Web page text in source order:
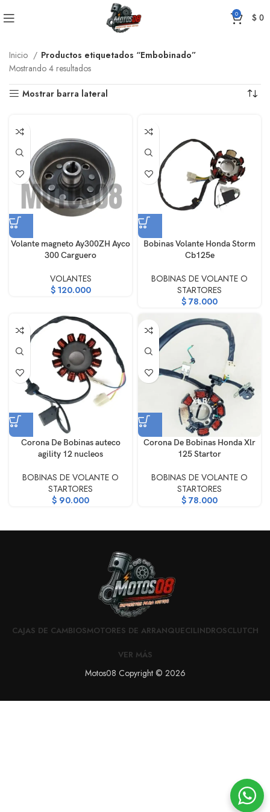
0 $0
Inicio
Productos etiquetados “Embobinado”
Mostrando 4 resultados
Mostrar barra lateral
Volante magneto Ay300ZH Ayco
300 Carguero
VOLANTES
$120.000
Bobinas Volante Honda Storm
Cb125e
BOBINAS DE VOLANTE O
STARTORES
$ 78.000
Corona De Bobinas auteco
agility 12 nucleos
BOBINAS DE VOLANTE O
STARTORES
$ 90.000
Corona De Bobinas Honda Xlr
125 Startor
BOBINAS DE VOLANTE O
STARTORES
$ 78.000
CAJAS DE CAMBIOSMOTORES DE ARRANQUECILINDROSCLUTCH
VER MÁS
Motos08 Copyright © 2026